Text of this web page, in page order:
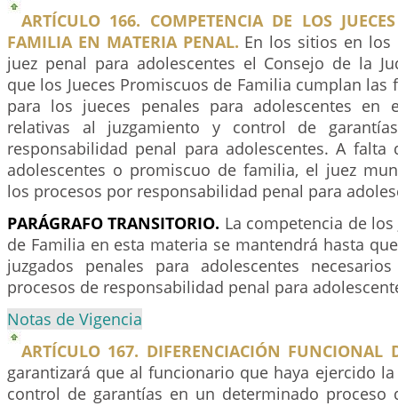
ARTÍCULO 166. COMPETENCIA DE LOS
FAMILIA EN MATERIA PENAL. En los sitios en
juez penal para adolescentes el Consejo de la
que los Jueces Promiscuos de Familia cumplan
para los jueces penales para adolescentes en
relativas al juzgamiento y control de
responsabilidad penal para adolescentes. A falta
adolescentes o promiscuo de familia, el juez
los procesos por responsabilidad penal para
PARÁGRAFO TRANSITORIO. La competencia de
de Familia en esta materia se mantendrá hasta
juzgados penales para adolescentes
procesos de responsabilidad penal para
Notas de Vigencia
ARTÍCULO 167. DIFERENCIACIÓN FUNCIONAL
garantizará que al funcionario que haya ejercido
control de garantías en un determinado proceso